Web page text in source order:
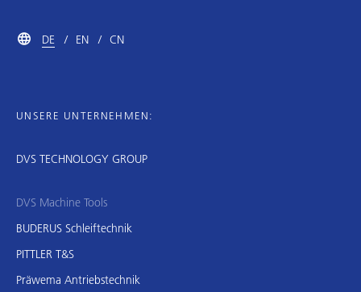
DE EN CN
UNSERE UNTERNEHMEN:
DVS TECHNOLOGY GROUP
DVS Machine Tools
BUDERUS Schleiftechnik
PITTLER T&S
Präwema Antriebstechnik